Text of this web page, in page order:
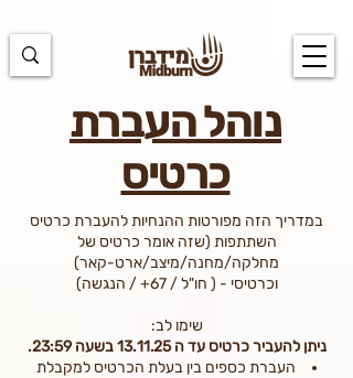
נוהל העברת
כרטיס
במדריך הזה מפורטות ההנחיות להעברת כרטיס
השתתפות (שזה אומר כרטיס של
מחלקה/מחנה/מיצב/ארט-קאר)
וכרטיסי - ( חו"ל / 67+ / הנגשה)
שימו לב:
ניתן להעביר כרטיס עד ה 13.11.25 בשעה 23:59.
העברת כספים בין בעלת הכרטיס למקבלת